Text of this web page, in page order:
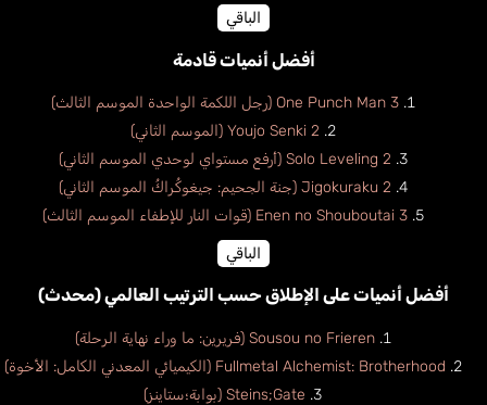
الباقي
أفضل أنميات قادمة
One Punch Man 3 (رجل اللكمة الواحدة الموسم الثالث)
Youjo Senki 2 (الموسم الثاني)
Solo Leveling 2 (أرفع مستواي لوحدي الموسم الثاني)
Jigokuraku 2 (جنة الجحيم: جيغوكُراكُ الموسم الثاني)
Enen no Shouboutai 3 (قوات النار للإطفاء الموسم الثالث)
الباقي
أفضل أنميات على الإطلاق حسب الترتيب العالمي (محدث)
Sousou no Frieren (فريرين: ما وراء نهاية الرحلة)
Fullmetal Alchemist: Brotherhood (الكيميائي المعدني الكامل: الأخوة)
Steins;Gate (بوابة؛ستاينز)